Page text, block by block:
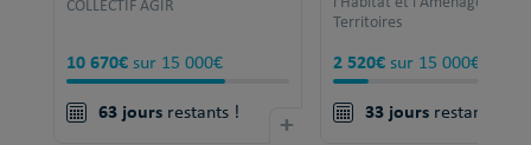
COLLECTIF AGIR
10 670€ sur 15 000€
63 jours restants ! +
Territoires
2 520€ sur 15 000€
33 jours restants !